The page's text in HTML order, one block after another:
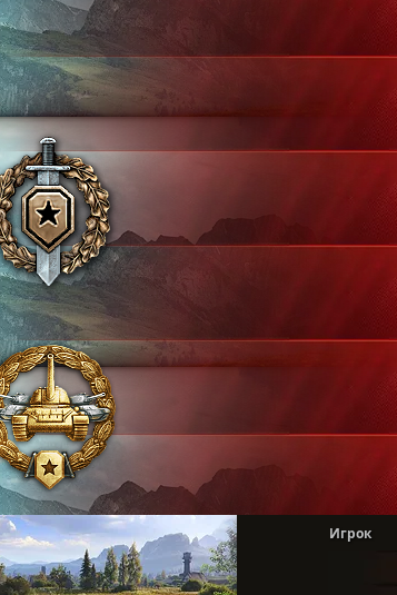
Игрок